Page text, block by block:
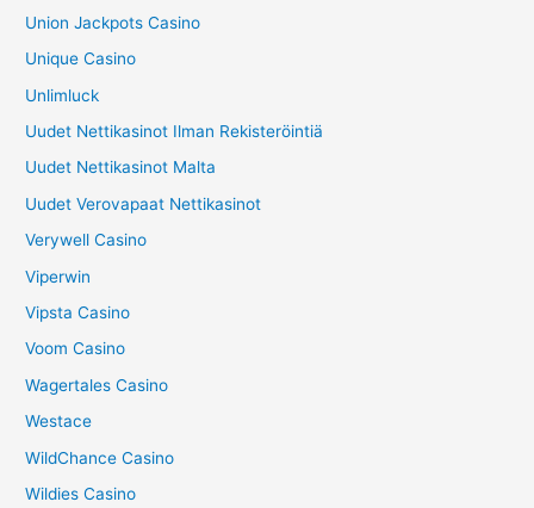
Union Jackpots Casino
Unique Casino
Unlimluck
Uudet Nettikasinot Ilman Rekisteröintiä
Uudet Nettikasinot Malta
Uudet Verovapaat Nettikasinot
Verywell Casino
Viperwin
Vipsta Casino
Voom Casino
Wagertales Casino
Westace
WildChance Casino
Wildies Casino